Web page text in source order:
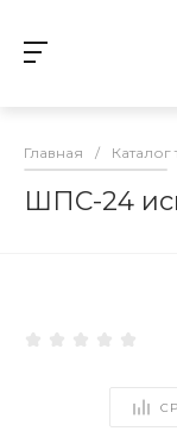
Главная / Каталог
ШПС-24